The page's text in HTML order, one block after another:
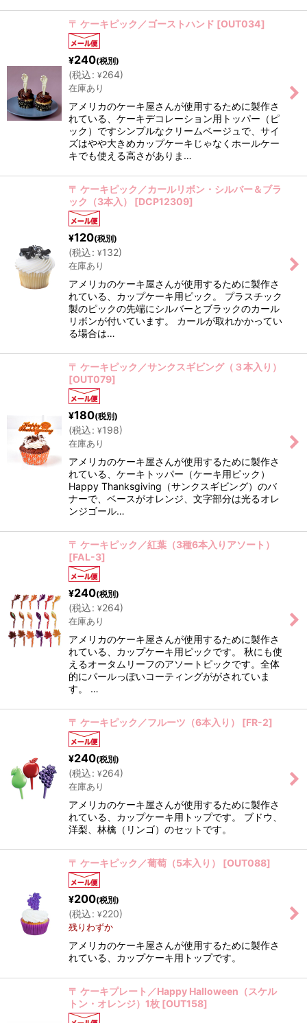
〒 ケーキピック／ゴーストハンド [OUT034]
¥240(税別)
(税込: ¥264)
在庫あり
アメリカのケーキ屋さんが使用するために製作さ
れている、ケーキデコレーション用トッパー（ピ
ック）ですシンプルなクリームベージュで、サイ
ズはやや大きめカップケーキじゃなくホールケー
キでも使える高さがありま…
〒 ケーキピック／カールリボン・シルバー＆ブラ
ック（3本入）
[DCP12309]
¥120(税別)
(税込: ¥132)
在庫あり
アメリカのケーキ屋さんが使用するために製作さ
れている、カップケーキ用ピック。 プラスチック
製のピックの先端にシルバーとブラックのカール
リボンが付いています。 カールが取れかかってい
る場合は…
〒 ケーキピック／サンクスギビング（３本入り）
[OUT079]
¥180(税別)
(税込: ¥198)
在庫あり
アメリカのケーキ屋さんが使用するために製作さ
れている、ケーキトッパー（ケーキ用ピック）
Happy Thanksgiving（サンクスギビング）のバ
ナーで、ベースがオレンジ、文字部分は光るオレ
ンジゴール…
〒 ケーキピック／紅葉（3種6本入りアソート）
[FAL-3]
¥240(税別)
(税込: ¥264)
在庫あり
アメリカのケーキ屋さんが使用するために製作さ
れている、カップケーキ用ピックです。 秋にも使
えるオータムリーフのアソートピックです。全体
的にパールっぽいコーティングががされていま
す。 …
〒 ケーキピック／フルーツ（6本入り） [FR-2]
¥240(税別)
(税込: ¥264)
在庫あり
アメリカのケーキ屋さんが使用するために製作さ
れている、カップケーキ用トップです。 ブドウ、
洋梨、林檎（リンゴ）のセットです。
〒 ケーキピック／葡萄（5本入り） [OUT088]
¥200(税別)
(税込: ¥220)
残りわずか
アメリカのケーキ屋さんが使用するために製作さ
れている、カップケーキ用トップです。
〒 ケーキプレート／Happy Halloween（スケル
トン・オレンジ）1枚 [OUT158]